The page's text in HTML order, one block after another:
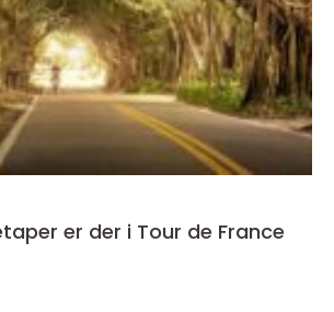
er der i Tour de France